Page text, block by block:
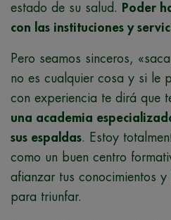
estado de su salud.
Poder
con las instituciones y
Pero seamos sinceros,
no es cualquier cosa y si le
con experiencia te dirá que
una academia
sus espaldas. Estoy
como un buen centro
afianzar tus conocimientos
para triunfar.